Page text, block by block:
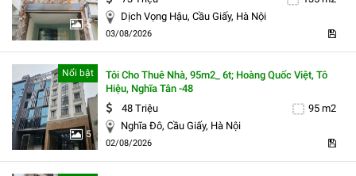
5
Dịch Vọng Hậu, Cầu Giấy, Hà Nội
03/08/2026
5
Nổi bật
Tôi Cho Thuê Nhà, 95m2_ 6t; Hoàng Quốc Việt, Tô
Hiệu, Nghĩa Tân -48
48 Triệu
95 m2
Nghĩa Đô, Cầu Giấy, Hà Nội
02/08/2026